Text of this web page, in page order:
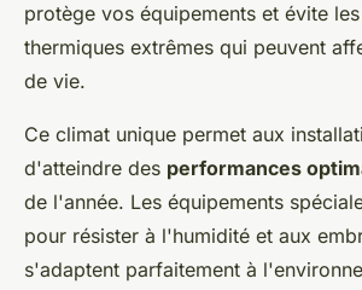
protège vos équipements et évite
thermiques extrêmes qui peuvent
de vie.
Ce climat unique permet aux
d'atteindre des performances
de l'année. Les équipements
pour résister à l'humidité et aux
s'adaptent parfaitement à